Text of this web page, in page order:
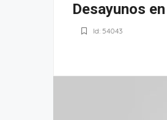
Desayunos
Id: 54043